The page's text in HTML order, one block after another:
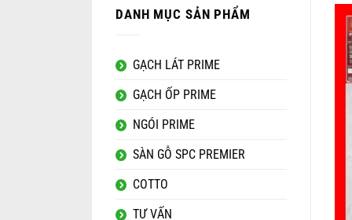
DANH MỤC SẢN PHẨM
GẠCH LÁT PRIME
GẠCH ỐP PRIME
NGÓI PRIME
SÀN GỖ SPC PREMIER
COTTO
TƯ VẤN